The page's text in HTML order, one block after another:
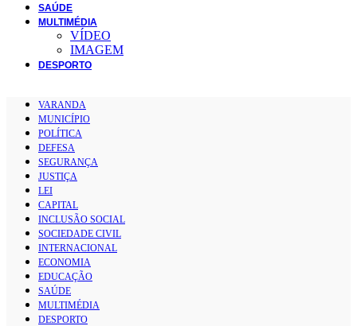
SAÚDE
MULTIMÉDIA
VÍDEO
IMAGEM
DESPORTO
VARANDA
MUNICÍPIO
POLÍTICA
DEFESA
SEGURANÇA
JUSTIÇA
LEI
CAPITAL
INCLUSÃO SOCIAL
SOCIEDADE CIVIL
INTERNACIONAL
ECONOMIA
EDUCAÇÃO
SAÚDE
MULTIMÉDIA
DESPORTO